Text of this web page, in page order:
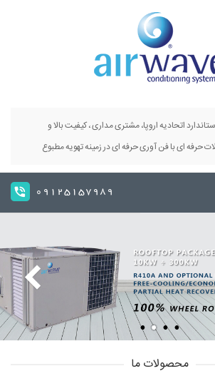
اتحادیه اروپا، مشتری مداری ، کیفیت بالا و
حرفه ای با فن آوری حرفه ای در زمینه تهویه مطبوع
09125157989
محصولات ما